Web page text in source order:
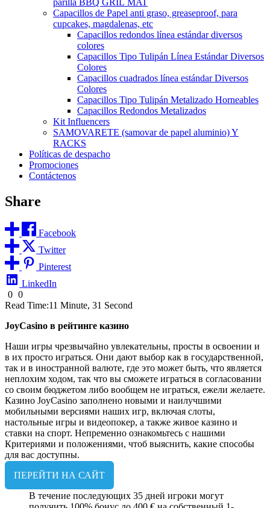
parilla BBQ GRIL MAT
Capacillos de Papel anti graso, greaseproof, para
cupcakes, magdalenas, etc
Capacillos redondos línea estándar diversos
colores
Capacillos Tipo Tulipán Línea Estándar Diversos
Colores
Capacillos cuadrados línea estándar Diversos
Colores
Capacillos Tipo Tulipán Metalizado Horneables
Capacillos Redondos Metalizados
Kit Influencers
SAMOVARETE (samovar de papel aluminio) Y
RACKS
Políticas de despacho
Promociones
Contáctenos
Share
Facebook
Twitter
Pinterest
LinkedIn
0 0
Read Time:11 Minute, 31 Second
JoyCasino в рейтинге казино
Наши игры чрезвычайно увлекательны, просты в освоении и
в их просто играться. Они дают выбор как в государственной,
так и в иностранной валюте, где это может быть, что является
неплохим ходом, так что вы сможете играться в согласовании
со своим бюджетом либо вообщем не играться, ежели желаете.
Казино JoyCasino заполнено новыми и наилучшими
мобильными версиями наших игр, включая слоты,
настольные игры и видеопокер, а также живое казино и
ставки на спорт. Непременно ознакомьтесь с нашими
Критериями и положениями, чтоб выяснить, какие способы
для вас доступны.
ПЕРЕЙТИ НА САЙТ
В течение последующих 35 дней игроки могут